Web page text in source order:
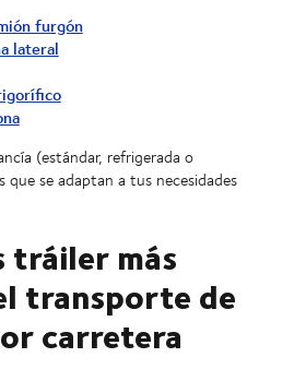
furgón
lateral
(estándar, refrigerada o
que se adaptan a tus necesidades
tráiler más
transporte de
carretera